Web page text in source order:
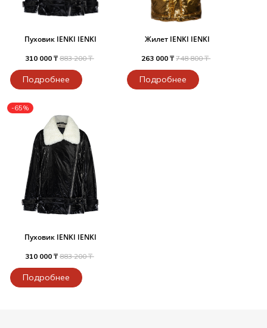
Пуховик IENKI IENKI
310 000 ₸ 883 200 ₸
Подробнее
Жилет IENKI IENKI
263 000 ₸748 800 ₸
Подробнее
-65%
Пуховик IENKI IENKI
310 000 ₸ 883 200 ₸
Подробнее